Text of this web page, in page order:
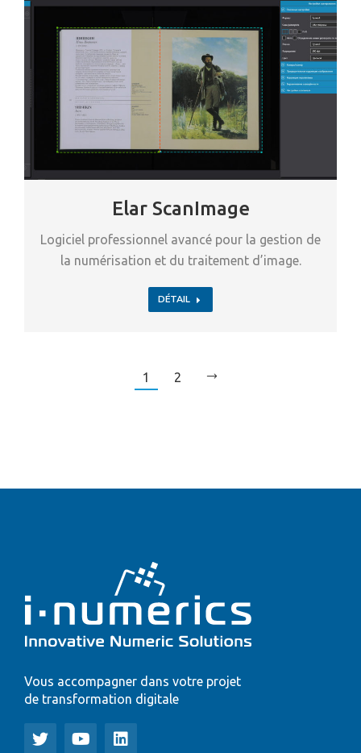
Elar ScanImage
Logiciel professionnel avancé pour la gestion de
la numérisation et du traitement d’image.
DÉTAIL
1 2
Vous accompagner dans votre projet
de transformation digitale